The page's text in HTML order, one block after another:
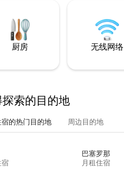
厨房 无线网络
索的目的地
的热门目的地 周边目的地
宿
巴塞罗那
月租住宿